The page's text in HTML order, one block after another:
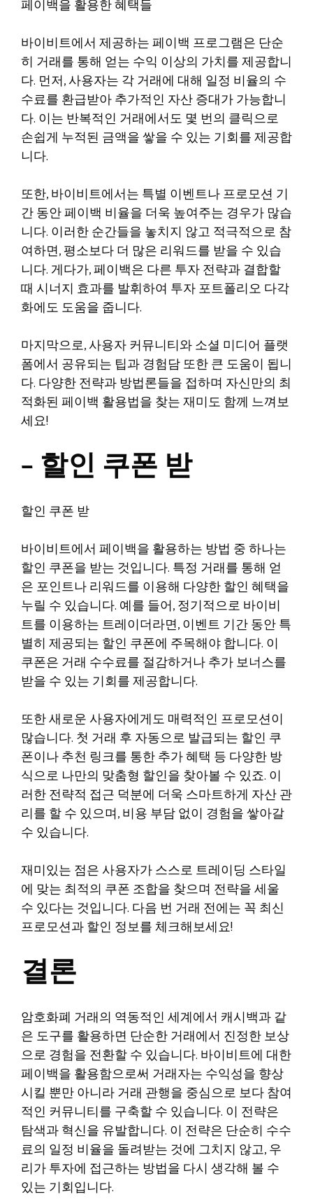
페이백을 활용한 혜택들
바이비트에서 제공하는 페이백 프로그램은 단순
히 거래를 통해 얻는 수익 이상의 가치를 제공합니
다. 먼저, 사용자는 각 거래에 대해 일정 비율의 수
수료를 환급받아 추가적인 자산 증대가 가능합니
다. 이는 반복적인 거래에서도 몇 번의 클릭으로
손쉽게 누적된 금액을 쌓을 수 있는 기회를 제공합
니다.
또한, 바이비트에서는 특별 이벤트나 프로모션 기
간 동안 페이백 비율을 더욱 높여주는 경우가 많습
니다. 이러한 순간들을 놓치지 않고 적극적으로 참
여하면, 평소보다 더 많은 리워드를 받을 수 있습
니다. 게다가, 페이백은 다른 투자 전략과 결합할
때 시너지 효과를 발휘하여 투자 포트폴리오 다각
화에도 도움을 줍니다.
마지막으로, 사용자 커뮤니티와 소셜 미디어 플랫
폼에서 공유되는 팁과 경험담 또한 큰 도움이 됩니
다. 다양한 전략과 방법론들을 접하며 자신만의 최
적화된 페이백 활용법을 찾는 재미도 함께 느껴보
세요!
– 할인 쿠폰 받
할인 쿠폰 받
바이비트에서 페이백을 활용하는 방법 중 하나는
할인 쿠폰을 받는 것입니다. 특정 거래를 통해 얻
은 포인트나 리워드를 이용해 다양한 할인 혜택을
누릴 수 있습니다. 예를 들어, 정기적으로 바이비
트를 이용하는 트레이더라면, 이벤트 기간 동안 특
별히 제공되는 할인 쿠폰에 주목해야 합니다. 이
쿠폰은 거래 수수료를 절감하거나 추가 보너스를
받을 수 있는 기회를 제공합니다.
또한 새로운 사용자에게도 매력적인 프로모션이
많습니다. 첫 거래 후 자동으로 발급되는 할인 쿠
폰이나 추천 링크를 통한 추가 혜택 등 다양한 방
식으로 나만의 맞춤형 할인을 찾아볼 수 있죠. 이
러한 전략적 접근 덕분에 더욱 스마트하게 자산 관
리를 할 수 있으며, 비용 부담 없이 경험을 쌓아갈
수 있습니다.
재미있는 점은 사용자가 스스로 트레이딩 스타일
에 맞는 최적의 쿠폰 조합을 찾으며 전략을 세울
수 있다는 것입니다. 다음 번 거래 전에는 꼭 최신
프로모션과 할인 정보를 체크해보세요!
결론
암호화폐 거래의 역동적인 세계에서 캐시백과 같
은 도구를 활용하면 단순한 거래에서 진정한 보상
으로 경험을 전환할 수 있습니다. 바이비트에 대한
페이백을 활용함으로써 거래자는 수익성을 향상
시킬 뿐만 아니라 거래 관행을 중심으로 보다 참여
적인 커뮤니티를 구축할 수 있습니다. 이 전략은
탐색과 혁신을 유발합니다. 이 전략은 단순히 수수
료의 일정 비율을 돌려받는 것에 그치지 않고, 우
리가 투자에 접근하는 방법을 다시 생각해 볼 수
있는 기회입니다.